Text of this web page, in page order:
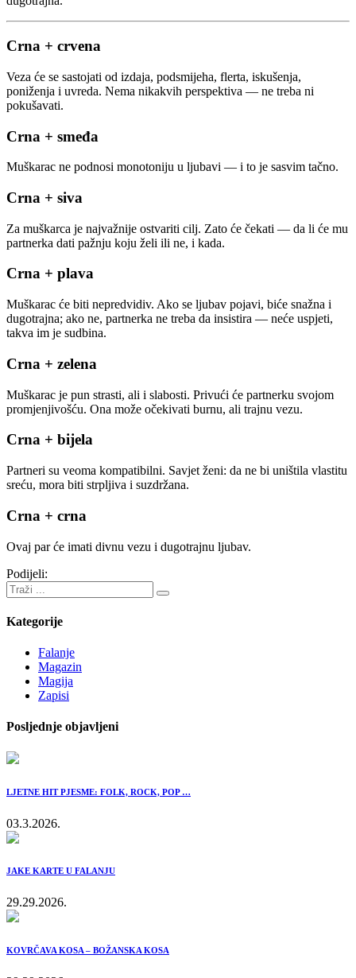
Crna + crvena
Veza će se sastojati od izdaja, podsmijeha, flerta, iskušenja,
poniženja i uvreda. Nema nikakvih perspektiva — ne treba ni
pokušavati.
Crna + smeđa
Muškarac ne podnosi monotoniju u ljubavi — i to je sasvim tačno.
Crna + siva
Za muškarca je najvažnije ostvariti cilj. Zato će čekati — da li će mu
partnerka dati pažnju koju želi ili ne, i kada.
Crna + plava
Muškarac će biti nepredvidiv. Ako se ljubav pojavi, biće snažna i
dugotrajna; ako ne, partnerka ne treba da insistira — neće uspjeti,
takva im je sudbina.
Crna + zelena
Muškarac je pun strasti, ali i slabosti. Privući će partnerku svojom
promjenjivošću. Ona može očekivati burnu, ali trajnu vezu.
Crna + bijela
Partneri su veoma kompatibilni. Savjet ženi: da ne bi uništila vlastitu
sreću, mora biti strpljiva i suzdržana.
Crna + crna
Ovaj par će imati divnu vezu i dugotrajnu ljubav.
Podijeli:
Kategorije
Falanje
Magazin
Magija
Zapisi
Posljednje objavljeni
LJETNE HIT PJESME: FOLK, ROCK, POP …
03.3.2026.
JAKE KARTE U FALANJU
29.29.2026.
KOVRČAVA KOSA – BOŽANSKA KOSA